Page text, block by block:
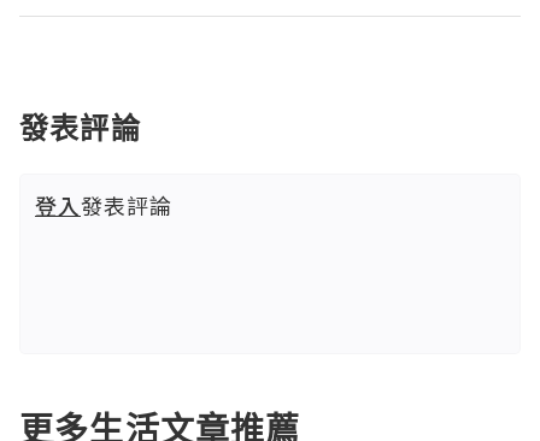
發表評論
登入發表評論
更多生活文章推薦